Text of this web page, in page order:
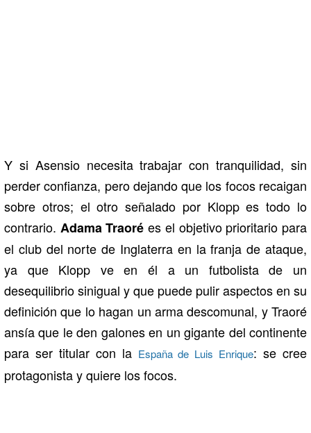
Y si Asensio necesita trabajar con tranquilidad, sin
perder confianza, pero dejando que los focos recaigan
sobre otros; el otro señalado por Klopp es todo lo
contrario. Adama Traoré es el objetivo prioritario para
el club del norte de Inglaterra en la franja de ataque,
ya que Klopp ve en él a un futbolista de un
desequilibrio sinigual y que puede pulir aspectos en su
definición que lo hagan un arma descomunal, y Traoré
ansía que le den galones en un gigante del continente
para ser titular con la España de Luis Enrique: se cree
protagonista y quiere los focos.